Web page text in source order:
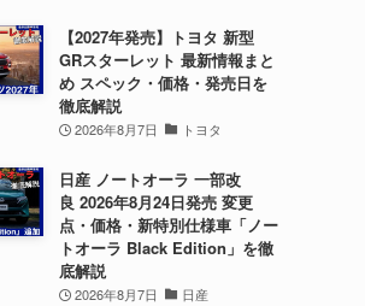
【2027年発売】トヨタ 新型
GRスターレット 最新情報まと
め スペック・価格・発売日を
徹底解説
2026年8月7日 トヨタ
日産 ノートオーラ 一部改
良 2026年8月24日発売 変更
点・価格・新特別仕様車「ノー
トオーラ Black Edition」を徹
底解説
2026年8月7日 日産